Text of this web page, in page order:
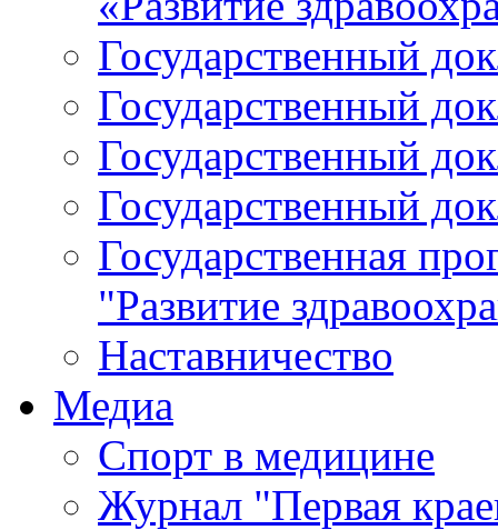
Государственный
Государственный
Государственный
Государственный
Государственная
"Развитие
Наставничество
Медиа
Спорт в медицине
Журнал "Первая